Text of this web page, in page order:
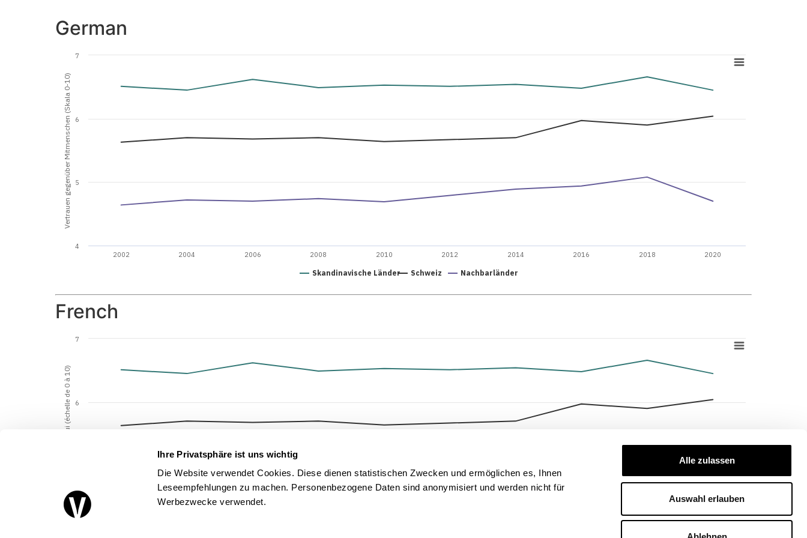
Ihre Privatsphäre ist uns wichtig
Die Website verwendet Cookies. Diese dienen statistischen Zwecken und ermöglichen es, Ihnen
Leseempfehlungen zu machen. Personenbezogene Daten sind anonymisiert und werden nicht für
Werbezwecke verwendet.
Alle zulassen
Auswahl erlauben
German
Vertrauen gegenüber Mitmenschen (Skala 0-10)
Skandinavische Länder Schweiz Nachbarländer
2002 2004 2006 2008 2010 2012 2014 2016 2018 2020
4
5
6
7
French
Confiance envers autrui (échelle de 0 à 10) 6
7